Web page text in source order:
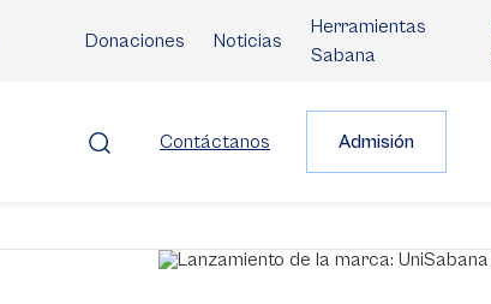
Donaciones Noticias
Herramientas
Sabana
Contáctanos Admisión